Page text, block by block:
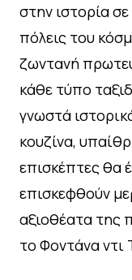
στην ιστορία
πόλεις του
ζωντανή
κάθε τύπο
γνωστά
κουζίνα,
επισκέπτες θα
επισκεφθούν
αξιοθέατα της
το Φοντάνα ντι